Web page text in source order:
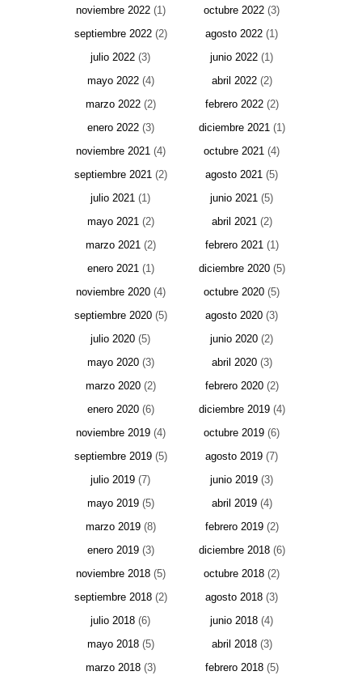
noviembre 2022(1) octubre 2022 (3)
septiembre 2022(2) agosto 2022 (1)
julio 2022 (3) junio 2022 (1)
mayo 2022(4) abril 2022(2)
marzo 2022(2) febrero 2022(2)
enero 2022(3) diciembre 2021(1)
noviembre 2021(4) octubre 2021 (4)
septiembre 2021(2) agosto 2021 (5)
julio 2021 (1) junio 2021 (5)
mayo 2021(2) abril 2021(2)
marzo 2021(2) febrero 2021(1)
enero 2021(1) diciembre 2020(5)
noviembre 2020(4) octubre 2020 (5)
septiembre 2020(5) agosto 2020 (3)
julio 2020 (5) junio 2020 (2)
mayo 2020(3) abril 2020(3)
marzo 2020(2) febrero 2020(2)
enero 2020(6) diciembre 2019(4)
noviembre 2019(4) octubre 2019 (6)
septiembre 2019(5) agosto 2019 (7)
julio 2019 (7) junio 2019 (3)
mayo 2019(5) abril 2019(4)
marzo 2019(8) febrero 2019(2)
enero 2019(3) diciembre 2018(6)
noviembre 2018(5) octubre 2018 (2)
septiembre 2018(2) agosto 2018 (3)
julio 2018 (6) junio 2018 (4)
mayo 2018(5) abril 2018(3)
marzo 2018(3) febrero 2018(5)